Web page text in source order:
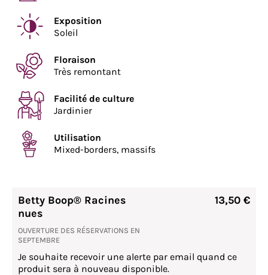
Exposition
Soleil
Floraison
Très remontant
Facilité de culture
Jardinier
Utilisation
Mixed-borders, massifs
Betty Boop® Racines
nues
OUVERTURE DES RÉSERVATIONS EN
SEPTEMBRE
13,50 €
Je souhaite recevoir une alerte par email quand ce
produit sera à nouveau disponible.